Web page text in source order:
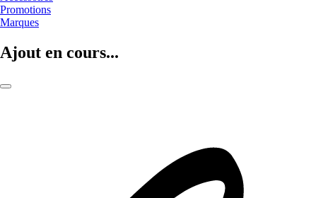
Promotions
Marques
Ajout en cours...